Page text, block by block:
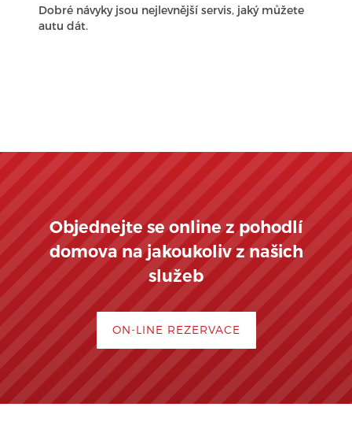
Dobré návyky jsou nejlevnější servis, jaký můžete
autu dát.
Objednejte se online z pohodlí
domova na jakoukoliv z našich
služeb
ON-LINE REZERVACE